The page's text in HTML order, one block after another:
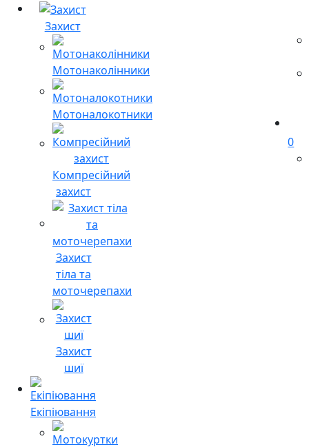
Захист
Мотонаколінники
Мотоналокотники
Компресійний
захист
Захист
тіла та
моточерепахи
Захист
шиї
Екіпіювання
0